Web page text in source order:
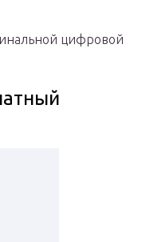
цифровой